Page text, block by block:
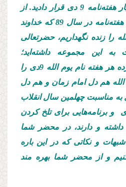
سال‌های گذشته در اختیار هفته‌نامه 9 دی قرار دادید. از
ابتدای شروع به کار این هفته‌نامه در سال 89 که خداوند
را زنده نگهداریم، حضرتعالی
این مجموعه داشته‌اید؛
مجموعه‌ای که تلاش کرده هر هفته نام یوم الله 9دی را
الله هم دل‌ امام زمان و هم دل
به مناسبت چهلمین سال انقلاب
برنامه‌هایی برای تلخ کردن
و دارند، در محضر شما
و نکاتی که در این باره
و از محضر شما بهره مند